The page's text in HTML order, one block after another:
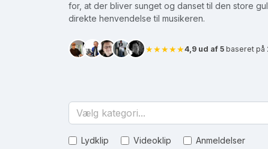
for, at der bliver sunget og danset til den store
direkte henvendelse til musikeren.
★★★★★4,9 ud af 5 baseret på
Vælg kategori...
Lydklip Videoklip Anmeldelser